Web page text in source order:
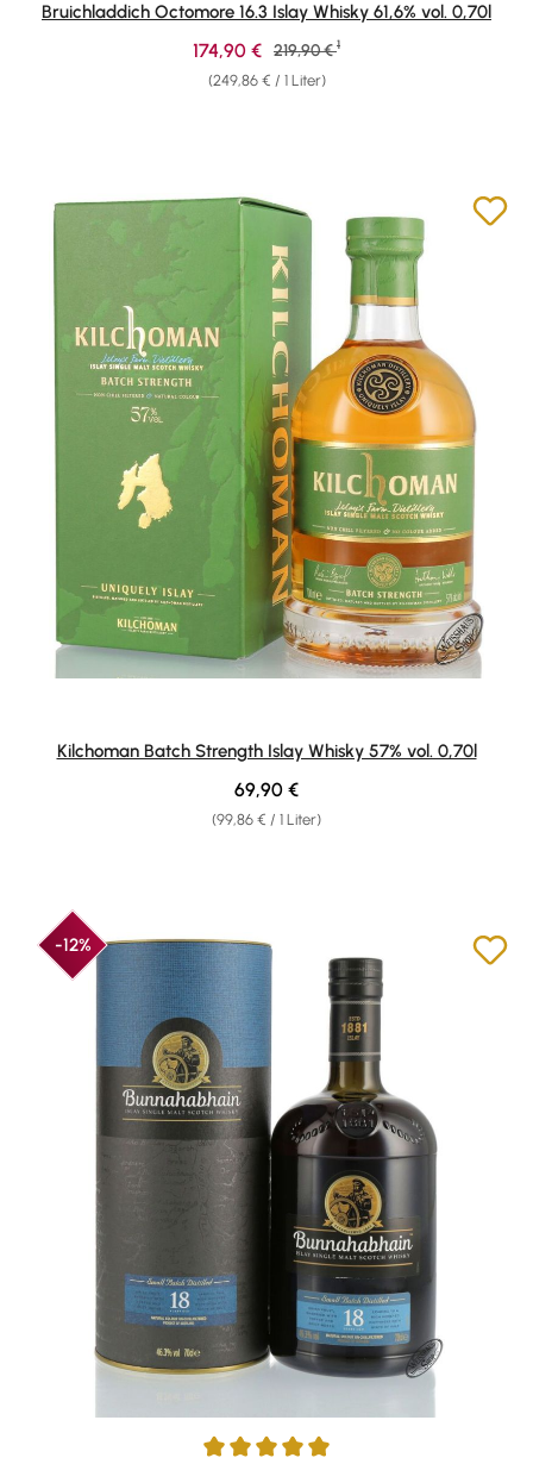
Bruichladdich Octomore 16.3 Islay Whisky 61,6% vol. 0,70l
(249,86 € / 1 Liter)
Verkaufspreis:
174,90 € Regulärer Preis:
219,90 € 1
Kilchoman Batch Strength Islay Whisky 57% vol. 0,70l
(99,86 € / 1 Liter)
Regulärer Preis:
69,90 €
-12%